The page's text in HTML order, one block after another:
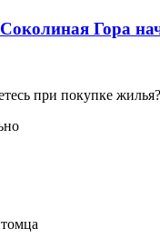
Гора
при покупке